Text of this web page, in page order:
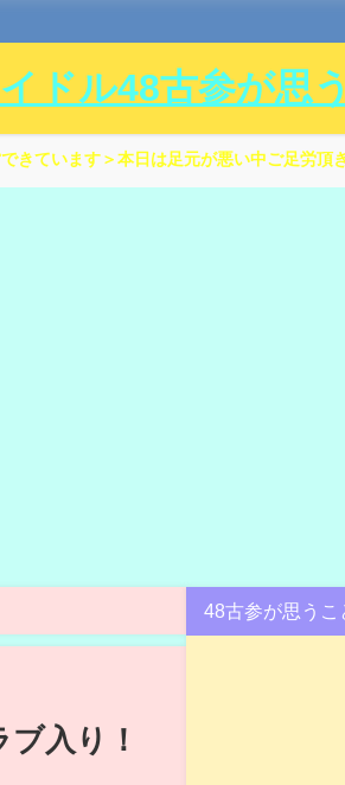
ドル48古参が思
ています＞本日は足元が悪い中ご足労頂
入り！
48古参が思うこ